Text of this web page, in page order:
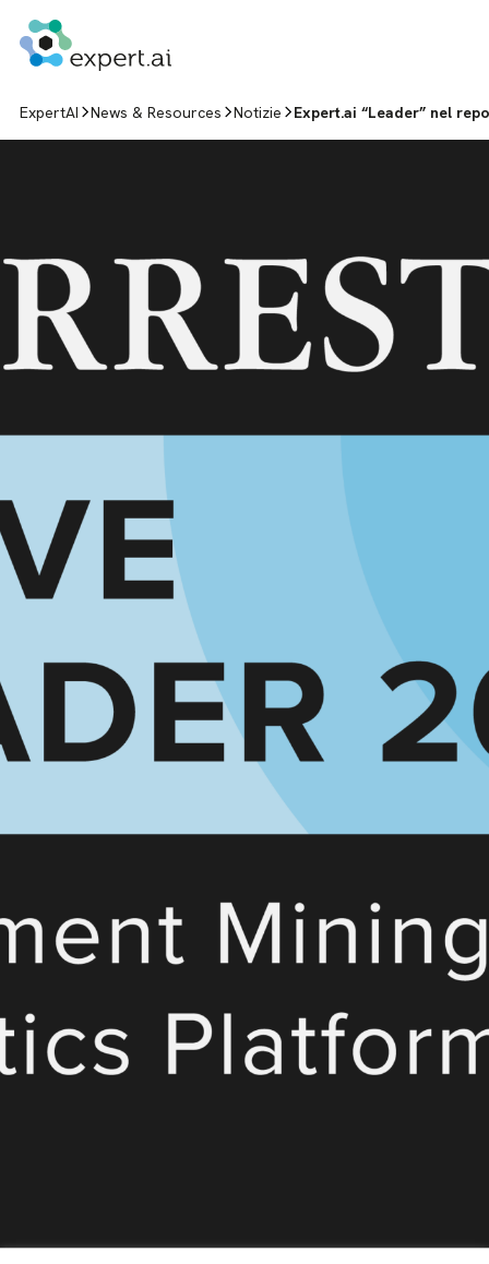
ExpertAI News & Resources Notizie Expert.ai “Leader” nel